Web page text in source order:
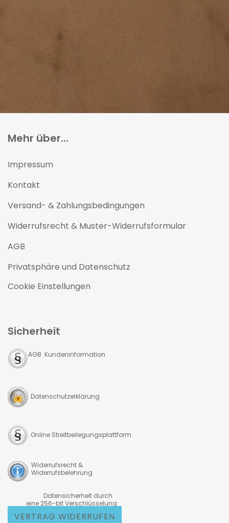
Mehr über...
Impressum
Kontakt
Versand- & Zahlungsbedingungen
Widerrufsrecht & Muster-Widerrufsformular
AGB
Privatsphäre und Datenschutz
Cookie Einstellungen
Sicherheit
AGB Kundeninformation
Datenschutzerklärung
Online Streitbeilegungsplattform
Widerrufsrecht &
Widerrufsbelehrung
Datensicherheit durch
eine 256-bit Verschlüsselung
VERTRAG WIDERRUFEN